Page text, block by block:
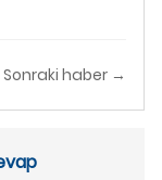
Sonraki haber →